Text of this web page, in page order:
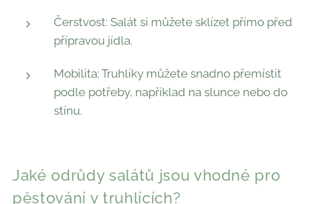
Čerstvost: Salát si můžete sklízet přímo před
přípravou jídla.
Mobilita: Truhlíky můžete snadno přemístit
podle potřeby, například na slunce nebo do
stínu.
Jaké odrůdy salátů jsou vhodné pro
pěstování v truhlících?